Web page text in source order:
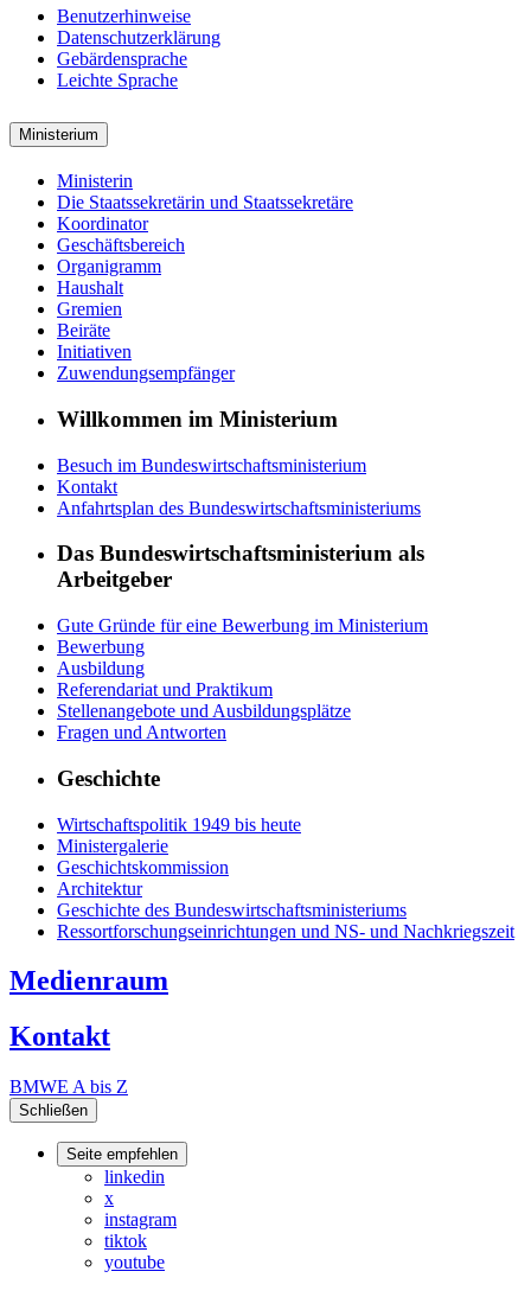
Benutzerhinweise
Datenschutzerklärung
Gebärdensprache
Leichte Sprache
Ministerium
Ministerin
Die Staatssekretärin und Staatssekretäre
Koordinator
Geschäftsbereich
Organigramm
Haushalt
Gremien
Beiräte
Initiativen
Zuwendungsempfänger
Willkommen im Ministerium
Besuch im Bundeswirtschaftsministerium
Kontakt
Anfahrtsplan des Bundeswirtschaftsministeriums
Das Bundeswirtschaftsministerium als
Arbeitgeber
Gute Gründe für eine Bewerbung im Ministerium
Bewerbung
Ausbildung
Referendariat und Praktikum
Stellenangebote und Ausbildungsplätze
Fragen und Antworten
Geschichte
Wirtschaftspolitik 1949 bis heute
Ministergalerie
Geschichtskommission
Architektur
Geschichte des Bundeswirtschaftsministeriums
Ressortforschungseinrichtungen und NS- und Nachkriegszeit
Medienraum
Kontakt
BMWE A bis Z
Schließen
Seite empfehlen
linkedin
x
instagram
tiktok
youtube